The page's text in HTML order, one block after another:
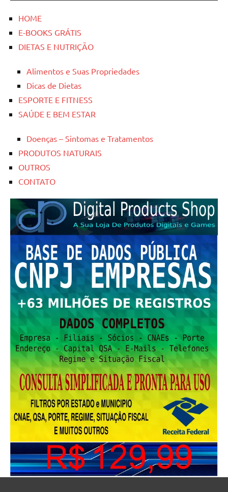
HOME
E-BOOKS GRÁTIS
DIETAS E NUTRIÇÃO
Alimentos e Suas Propriedades
Dicas de Dietas
ESPORTE E FITNESS
SAÚDE E BEM ESTAR
Doenças – Sintomas e Tratamentos
PRODUTOS NATURAIS
OUTROS
CONTATO